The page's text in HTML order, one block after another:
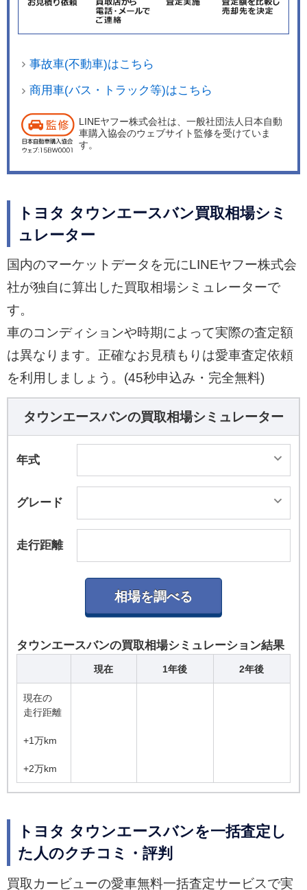
事故車(不動車)はこちら
商用車(バス・トラック等)はこちら
LINEヤフー株式会社は、一般社団法人日本自動
車購入協会のウェブサイト監修を受けていま
す。
トヨタ タウンエースバン買取相場シミ
ュレーター
国内のマーケットデータを元にLINEヤフー株式会
社が独自に算出した買取相場シミュレーターで
す。
車のコンディションや時期によって実際の査定額
は異なります。正確なお見積もりは愛車査定依頼
を利用しましょう。(45秒申込み・完全無料)
タウンエースバンの買取相場シミュレーター
年式
グレード
走行距離
タウンエースバンの買取相場シミュレーション結果
現在 1年後 2年後
現在の
走行距離
+1万km
+2万km
トヨタ タウンエースバンを一括査定し
た人のクチコミ・評判
買取カービューの愛車無料一括査定サービスで実